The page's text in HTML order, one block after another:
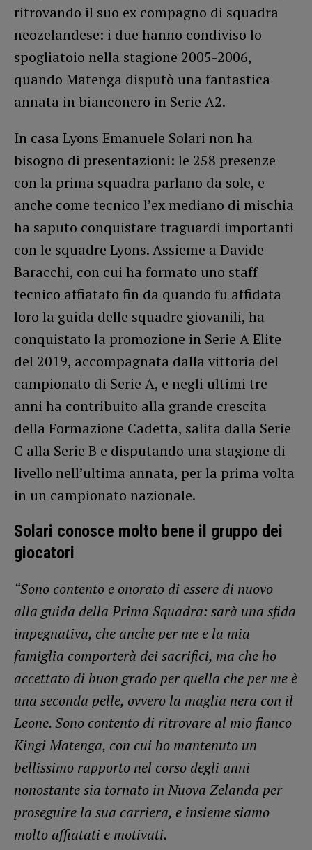
ritrovando il suo ex compagno di squadra
neozelandese: i due hanno condiviso lo
spogliatoio nella stagione 2005-2006,
quando Matenga disputò una fantastica
annata in bianconero in Serie A2.
In casa Lyons Emanuele Solari non ha
bisogno di presentazioni: le 258 presenze
con la prima squadra parlano da sole, e
anche come tecnico l’ex mediano di mischia
ha saputo conquistare traguardi importanti
con le squadre Lyons. Assieme a Davide
Baracchi, con cui ha formato uno staff
tecnico affiatato fin da quando fu affidata
loro la guida delle squadre giovanili, ha
conquistato la promozione in Serie A Elite
del 2019, accompagnata dalla vittoria del
campionato di Serie A, e negli ultimi tre
anni ha contribuito alla grande crescita
della Formazione Cadetta, salita dalla Serie
C alla Serie B e disputando una stagione di
livello nell’ultima annata, per la prima volta
in un campionato nazionale.
Solari conosce molto bene il gruppo dei
giocatori
“Sono contento e onorato di essere di nuovo
alla guida della Prima Squadra: sarà una sfida
impegnativa, che anche per me e la mia
famiglia comporterà dei sacrifici, ma che ho
accettato di buon grado per quella che per me è
una seconda pelle, ovvero la maglia nera con il
Leone. Sono contento di ritrovare al mio fianco
Kingi Matenga, con cui ho mantenuto un
bellissimo rapporto nel corso degli anni
nonostante sia tornato in Nuova Zelanda per
proseguire la sua carriera, e insieme siamo
molto affiatati e motivati.